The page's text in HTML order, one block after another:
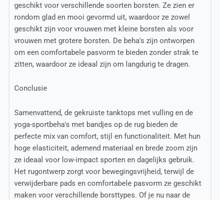
geschikt voor verschillende soorten borsten. Ze zien er
rondom glad en mooi gevormd uit, waardoor ze zowel
geschikt zijn voor vrouwen met kleine borsten als voor
vrouwen met grotere borsten. De beha's zijn ontworpen
om een comfortabele pasvorm te bieden zonder strak te
zitten, waardoor ze ideaal zijn om langdurig te dragen.
Conclusie
Samenvattend, de gekruiste tanktops met vulling en de
yoga-sportbeha's met bandjes op de rug bieden de
perfecte mix van comfort, stijl en functionaliteit. Met hun
hoge elasticiteit, ademend materiaal en brede zoom zijn
ze ideaal voor low-impact sporten en dagelijks gebruik.
Het rugontwerp zorgt voor bewegingsvrijheid, terwijl de
verwijderbare pads en comfortabele pasvorm ze geschikt
maken voor verschillende borsttypes. Of je nu naar de